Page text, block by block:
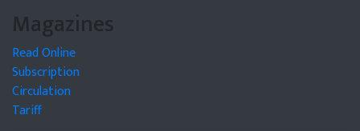
Magazines
Read Online
Subscription
Circulation
Tariff